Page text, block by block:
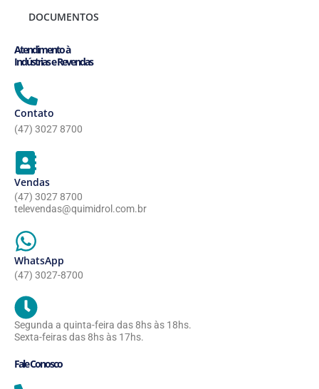
DOCUMENTOS
Atendimento à
Indústrias e Revendas
Contato
(47) 3027 8700
Vendas
(47) 3027 8700
televendas@quimidrol.com.br
WhatsApp
(47) 3027-8700
Segunda a quinta-feira das 8hs às 18hs.
Sexta-feiras das 8hs às 17hs.
Fale Conosco